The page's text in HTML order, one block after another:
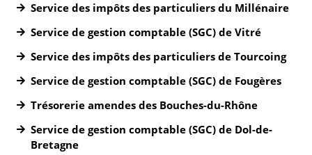
Service des impôts des particuliers du Millénaire
Service de gestion comptable (SGC) de Vitré
Service des impôts des particuliers de Tourcoing
Service de gestion comptable (SGC) de Fougères
Trésorerie amendes des Bouches-du-Rhône
Service de gestion comptable (SGC) de Dol-de-
Bretagne